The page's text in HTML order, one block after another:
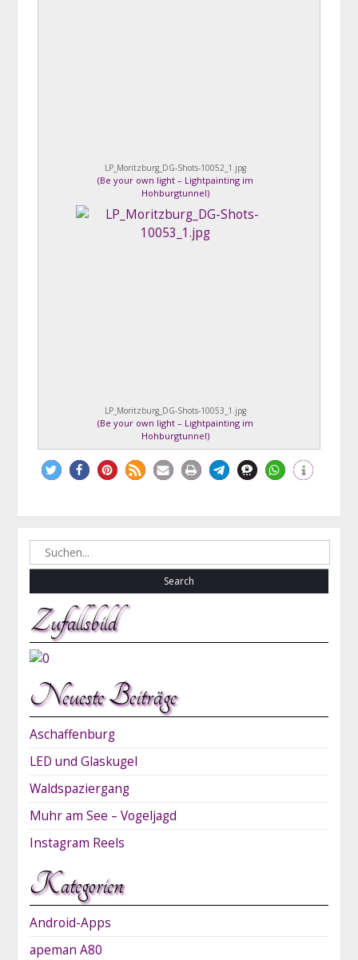
LP_Moritzburg_DG-Shots-10052_1.jpg
(Be your own light – Lightpainting im
Hohburgtunnel)
LP_Moritzburg_DG-Shots-10053_1.jpg
(Be your own light – Lightpainting im
Hohburgtunnel)
Search
for:
Zufallsbild
Neueste Beiträge
Aschaffenburg
LED und Glaskugel
Waldspaziergang
Muhr am See – Vogeljagd
Instagram Reels
Kategorien
Android-Apps
apeman A80